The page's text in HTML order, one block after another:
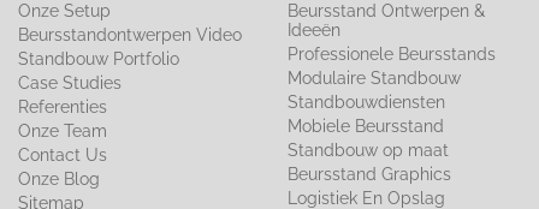
Onze Setup
Beursstandontwerpen Video
Standbouw Portfolio
Case Studies
Referenties
Onze Team
Contact Us
Onze Blog
Sitemap
Beursstand Ontwerpen &
Ideeën
Professionele Beursstands
Modulaire Standbouw
Standbouwdiensten
Mobiele Beursstand
Standbouw op maat​
Beursstand Graphics
Logistiek En Opslag